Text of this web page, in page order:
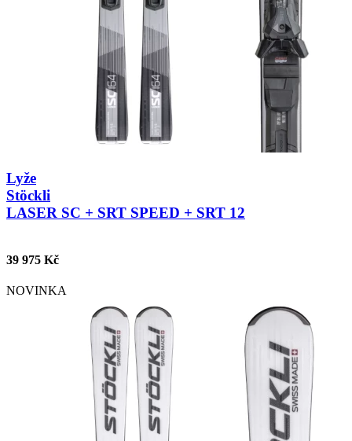
Lyže
Stöckli
LASER SC + SRT SPEED + SRT 12
39 975 Kč
NOVINKA